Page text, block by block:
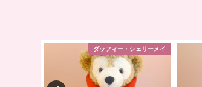
ダッフィー・シェリーメイ